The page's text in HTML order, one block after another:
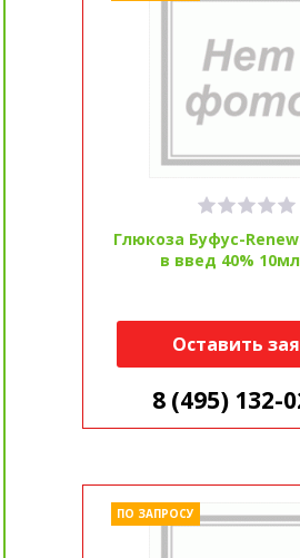
Глюкоза Буфус-
в введ 40%
Оставить
8 (495) 132-
ПО ЗАПРОСУ